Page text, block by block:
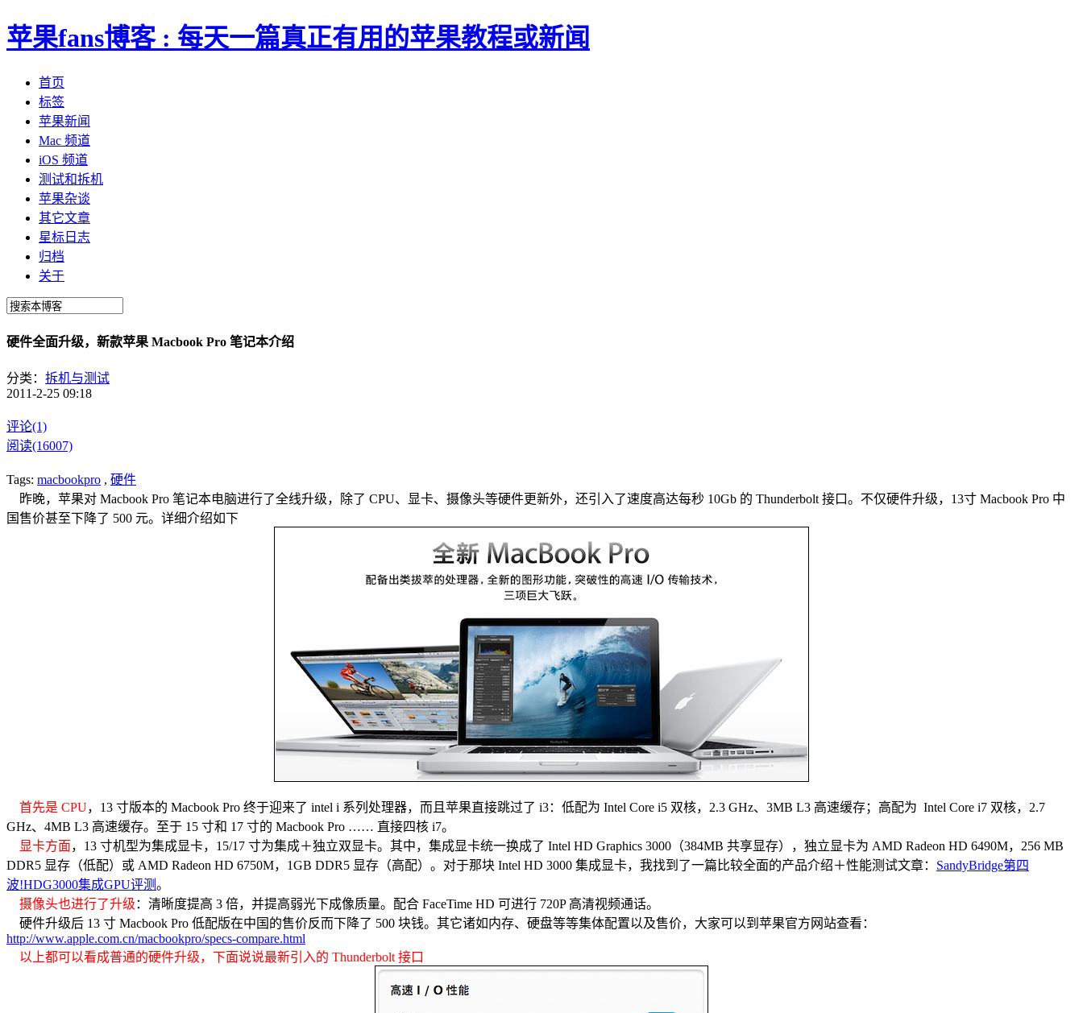
苹果fans博客 : 每天一篇真正有用的苹果教程或新闻
首页
标签
苹果新闻
Mac 频道
iOS 频道
测试和拆机
苹果杂谈
其它文章
星标日志
归档
关于
硬件全面升级，新款苹果 Macbook Pro 笔记本介绍
分类： 拆机与测试
2011-2-25 09:18
评论(1)
阅读(16007)
Tags: macbookpro , 硬件
昨晚，苹果对 Macbook Pro 笔记本电脑进行了全线升级，除了 CPU、显卡、摄像头等硬件更新外，还引入了速度高达每秒 10Gb 的 Thunderbolt 接口。不仅硬件升级，13寸 Macbook Pro 中
国售价甚至下降了 500 元。详细介绍如下
首先是 CPU，13 寸版本的 Macbook Pro 终于迎来了 intel i 系列处理器，而且苹果直接跳过了 i3：低配为 Intel Core i5 双核，2.3 GHz、3MB L3 高速缓存；高配为 Intel Core i7 双核，2.7
GHz、4MB L3 高速缓存。至于 15 寸和 17 寸的 Macbook Pro …… 直接四核 i7。
显卡方面，13 寸机型为集成显卡，15/17 寸为集成＋独立双显卡。其中，集成显卡统一换成了 Intel HD Graphics 3000（384MB 共享显存），独立显卡为 AMD Radeon HD 6490M，256 MB
DDR5 显存（低配）或 AMD Radeon HD 6750M，1GB DDR5 显存（高配）。对于那块 Intel HD 3000 集成显卡，我找到了一篇比较全面的产品介绍＋性能测试文章： SandyBridge第四
波!HDG3000集成GPU评测。
摄像头也进行了升级 ：清晰度提高 3 倍，并提高弱光下成像质量。配合 FaceTime HD 可进行 720P 高清视频通话。
硬件升级后 13 寸 Macbook Pro 低配版在中国的售价反而下降了 500 块钱。其它诸如内存、硬盘等等集体配置以及售价，大家可以到苹果官方网站查看：
http://www.apple.com.cn/macbookpro/specs-compare.html
以上都可以看成普通的硬件升级，下面说说最新引入的 Thunderbolt 接口